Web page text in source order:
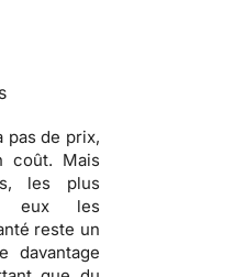
pas de prix,
coût. Mais
les plus
eux les
reste un
davantage